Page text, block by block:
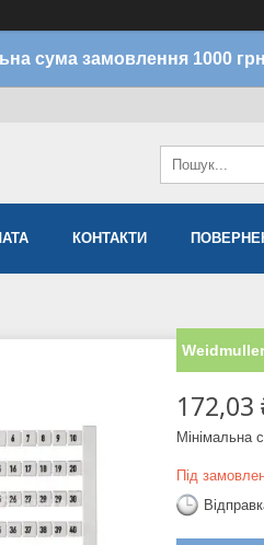
сума замовлення 1000 грн
КОНТАКТИ
172,03
Мінімальна
Під